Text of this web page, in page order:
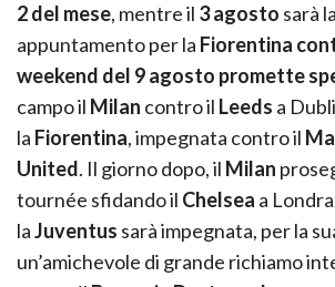
2 del mese, mentre il 3 agosto sarà
appuntamento per la Fiorentina
weekend del 9 agosto promette
campo il Milan contro il Leeds a
la Fiorentina, impegnata contro il
United. Il giorno dopo, il Milan
tournée sfidando il Chelsea a
laJuventus sarà impegnata, per la
un’amichevole di grande richiamo